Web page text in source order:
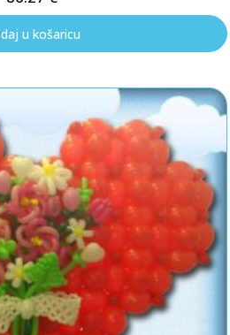
u košaricu